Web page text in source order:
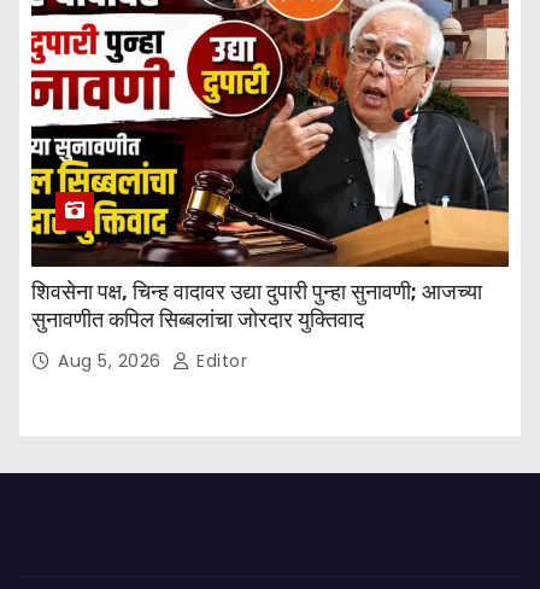
शिवसेना पक्ष, चिन्ह वादावर उद्या दुपारी पुन्हा सुनावणी; आजच्या
सुनावणीत कपिल सिब्बलांचा जोरदार युक्तिवाद
Aug 5, 2026 Editor